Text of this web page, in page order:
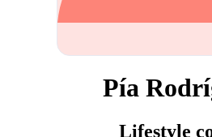
Pía
Lifestyle